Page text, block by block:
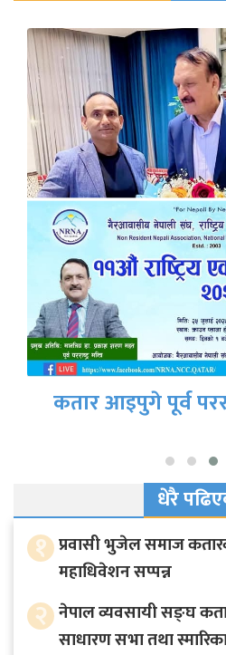
एनआरएन अध्यक्ष
अध्यक्ष ढकालबीच
धेरै
१ प्रवासी भुजेल समाज
महाधिवेशन सप्पन्न
२ नेपाल व्यवसायी सङ्घ
साधारण सभा तथा